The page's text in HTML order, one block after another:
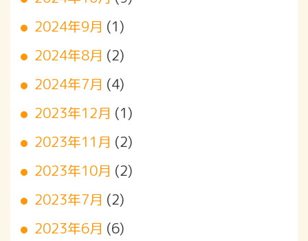
2024年9月 (1)
2024年8月 (2)
2024年7月 (4)
2023年12月 (1)
2023年11月 (2)
2023年10月 (2)
2023年7月 (2)
2023年6月 (6)